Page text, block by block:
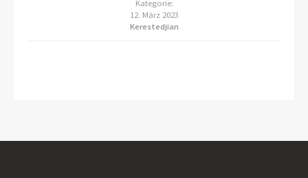
Kategorie:
12. März 2023
Kerestedjian